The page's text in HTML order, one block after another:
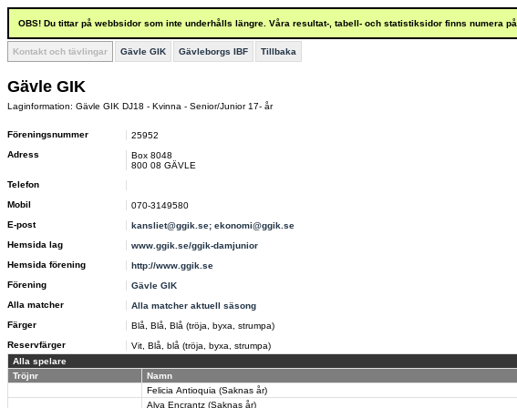
OBS! Du tittar på webbsidor som inte underhålls längre. Våra resultat-, tabell- och statistiksidor finns numera på
Kontakt och tävlingar Gävle GIK Gävleborgs IBF Tillbaka
Gävle GIK
Laginformation: Gävle GIK DJ18 - Kvinna - Senior/Junior 17- år
Föreningsnummer
25952
Adress
Box 8048
800 08 GÄVLE
Telefon
Mobil
070-3149580
E-post
kansliet@ggik.se; ekonomi@ggik.se
Hemsida lag
www.ggik.se/ggik-damjunior
Hemsida förening
http://www.ggik.se
Förening
Gävle GIK
Alla matcher
Alla matcher aktuell säsong
Färger
Blå, Blå, Blå (tröja, byxa, strumpa)
Reservfärger
Vit, Blå, blå (tröja, byxa, strumpa)
Alla spelare
Tröjnr
Namn
Felicia Antioquia (Saknas år)
Alva Encrantz (Saknas år)